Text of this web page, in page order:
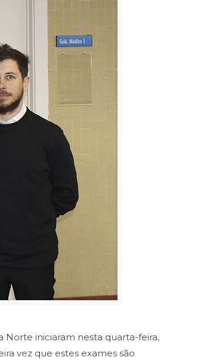
Norte iniciaram nesta quarta-feira,
vez que estes exames são